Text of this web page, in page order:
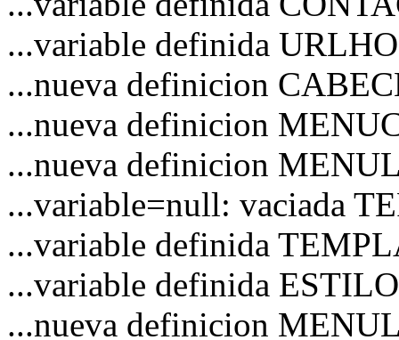
...variable definida
...nueva definicion
...nueva definicion
...nueva definicion
...variable=null: vaciada
...variable definida
...variable definida
...nueva definicion